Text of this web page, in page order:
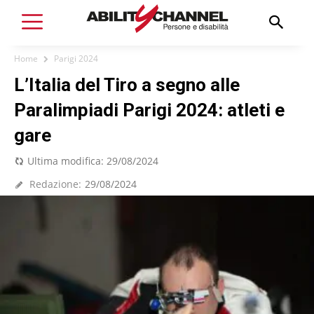
Home Parigi 2024
L’Italia del Tiro a segno alle
Paralimpiadi Parigi 2024: atleti e
gare
Ultima modifica: 29/08/2024
Redazione: 29/08/2024